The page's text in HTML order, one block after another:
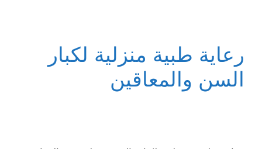
رعاية طبية منزلية لكبار
السن والمعاقين